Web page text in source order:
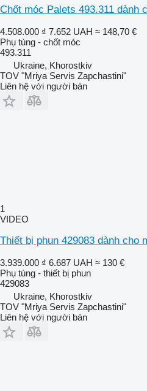
Chốt móc Palets 493.311 dành
4.508.000 ₫ 7.652 UAH ≈ 148,70 €
Phụ tùng - chốt móc
493.311
Ukraine, Khorostkiv
TOV "Mriya Servis Zapchastini"
Liên hệ với người bán
1
VIDEO
Thiết bị phun 429083 dành cho
3.939.000 ₫ 6.687 UAH ≈ 130 €
Phụ tùng - thiết bị phun
429083
Ukraine, Khorostkiv
TOV "Mriya Servis Zapchastini"
Liên hệ với người bán